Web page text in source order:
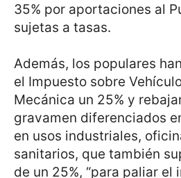
35% por aportaciones al
sujetas a tasas.
Además, los populares
el Impuesto sobre
Mecánica un 25% y
gravamen diferenciados
en usos industriales,
sanitarios, que también
de un 25%, “para paliar